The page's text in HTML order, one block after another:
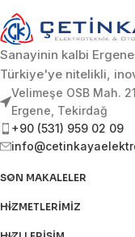
Sanayinin kalbi
Türkiye'ye nitelikli,
Velimeşe OSB Mah.
Ergene, Tekirdağ
+90 (531) 959 02 09
SON MAKALELER
HIZMETLERIMIZ